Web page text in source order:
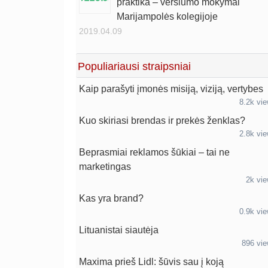
praktika – verslumo mokymai
Marijampolės kolegijoje
2019.04.09
Populiariausi straipsniai
Kaip parašyti įmonės misiją, viziją, vertybes
8.2k
Kuo skiriasi brendas ir prekės ženklas?
2.8k
Beprasmiai reklamos šūkiai – tai ne
marketingas
2k
Kas yra brand?
0.9k
Lituanistai siautėja
896
Maxima prieš Lidl: šūvis sau į koją